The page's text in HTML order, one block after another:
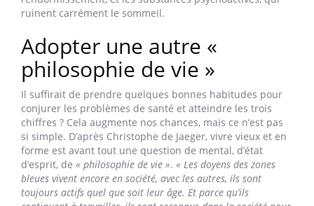
Bien dormir, enfin, a toutes les chances de vous mener
question de durée : certains ont besoin de dormir sept
heures, d’autres neuf. Pour évaluer la qualité de ses nuits, il
faut simplement se poser la question si on est fatigué le
lendemain », rappelle l’expert en longévité. A l’heure où
un Français sur trois dit souffrir de troubles du sommeil,
ce n’est pas gagné, mais c’est un objectif à atteindre.
L’important, c’est de se coucher à heures fixes et de
respecter son horloge interneen se fiant aux bâillements
de fatigue. Et bien sûr, éviter les écrans, qui retardent
l’endormissement, et les substances psychoactives, qui
ruinent carrément le sommeil.